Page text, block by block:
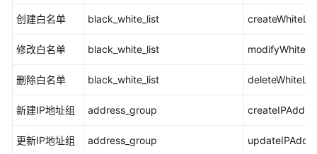
墙
护
览
云
火
创建白名单 black_white_list
修改白名单 black_white_list
删除白名单 black_white_list
新建IP地址组 address_group
更新IP地址组 address_group